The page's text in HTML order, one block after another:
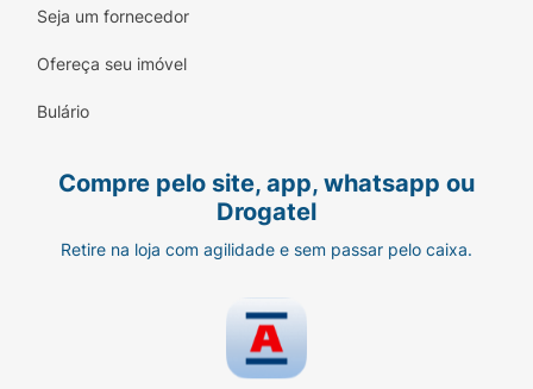
Seja um fornecedor
Ofereça seu imóvel
Bulário
Compre pelo site, app, whatsapp ou
Drogatel
Retire na loja com agilidade e sem passar pelo caixa.